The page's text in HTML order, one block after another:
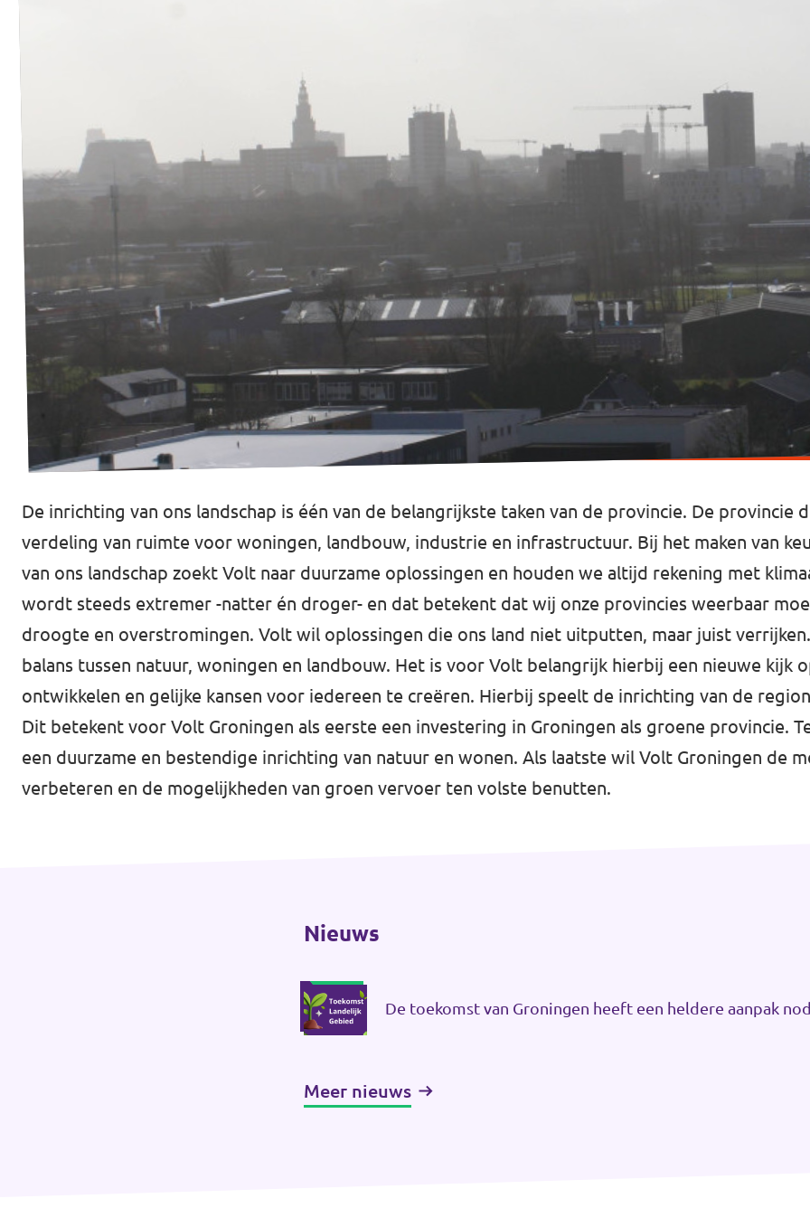
Website gemeente Groningen
Website gemeente Eemsdelta
Doe mee!
De inrichting van ons landschap is één van de belangrijkste taken van de provincie. De provincie
verdeling van ruimte voor woningen, landbouw, industrie en infrastructuur. Bij het maken van
van ons landschap zoekt Volt naar duurzame oplossingen en houden we altijd rekening met
wordt steeds extremer -natter én droger- en dat betekent dat wij onze provincies weerbaar
droogte en overstromingen. Volt wil oplossingen die ons land niet uitputten, maar juist
balans tussen natuur, woningen en landbouw. Het is voor Volt belangrijk hierbij een nieuwe kijk
ontwikkelen en gelijke kansen voor iedereen te creëren. Hierbij speelt de inrichting van de
Dit betekent voor Volt Groningen als eerste een investering in Groningen als groene provincie.
een duurzame en bestendige inrichting van natuur en wonen. Als laatste wil Volt Groningen de
verbeteren en de mogelijkheden van groen vervoer ten volste benutten.
Nieuws
De toekomst van Groningen heeft een heldere aanpak
Meer nieuws